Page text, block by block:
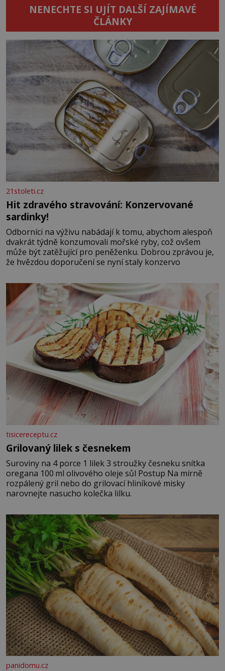
NENECHTE SI UJÍT DALŠÍ ZAJÍMAVÉ
ČLÁNKY
21stoleti.cz
Hit zdravého stravování: Konzervované
sardinky!
Odborníci na výživu nabádají k tomu, abychom alespoň
dvakrát týdně konzumovali mořské ryby, což ovšem
může být zatěžující pro peněženku. Dobrou zprávou je,
že hvězdou doporučení se nyní staly konzervo
tisicereceptu.cz
Grilovaný lilek s česnekem
Suroviny na 4 porce 1 lilek 3 stroužky česneku snítka
oregana 100 ml olivového oleje sůl Postup Na mírně
rozpálený gril nebo do grilovací hliníkové misky
narovnejte nasucho kolečka lilku.
panidomu.cz